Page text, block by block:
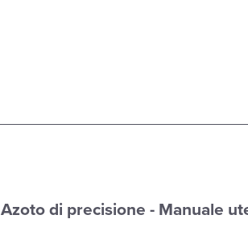
Azoto di precisione - Manuale